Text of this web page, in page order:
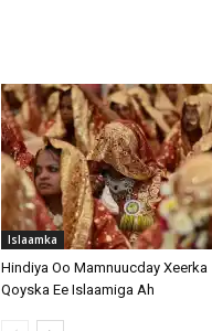
Islaamka
Hindiya Oo Mamnuucday Xeerka
Qoyska Ee Islaamiga Ah